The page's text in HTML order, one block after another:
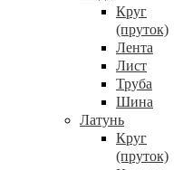
Круг
(пруток)
Лента
Лист
Труба
Шина
Латунь
Круг
(пруток)